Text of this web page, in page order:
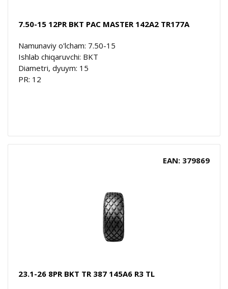
7.50-15 12PR BKT PAC MASTER 142A2 TR177A
Namunaviy o'lcham: 7.50-15
Ishlab chiqaruvchi: BKT
Diametri, dyuym: 15
PR: 12
EAN: 379869
23.1-26 8PR BKT TR 387 145A6 R3 TL